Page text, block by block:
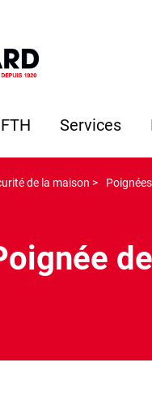
FTH Services
de la maison >